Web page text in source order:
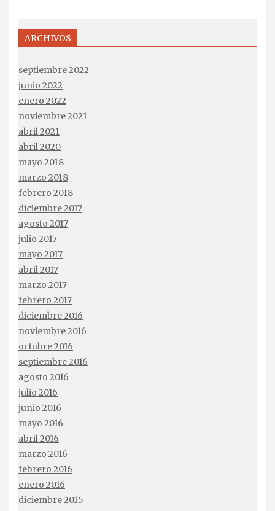
ARCHIVOS
septiembre 2022
junio 2022
enero 2022
noviembre 2021
abril 2021
abril 2020
mayo 2018
marzo 2018
febrero 2018
diciembre 2017
agosto 2017
julio 2017
mayo 2017
abril 2017
marzo 2017
febrero 2017
diciembre 2016
noviembre 2016
octubre 2016
septiembre 2016
agosto 2016
julio 2016
junio 2016
mayo 2016
abril 2016
marzo 2016
febrero 2016
enero 2016
diciembre 2015